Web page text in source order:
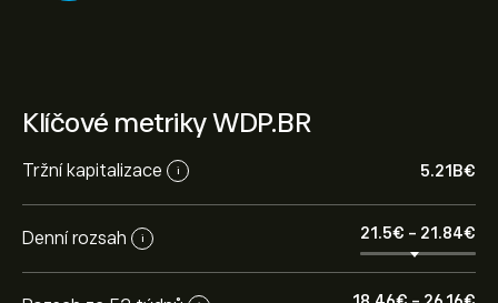
Klíčové metriky WDP.BR
Tržní kapitalizace i 5.21B‎€‎
Denní rozsah i 21.5‎€‎ - 21.84‎€‎